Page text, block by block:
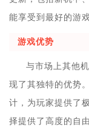
能享受到最好的游
游戏优势
与市场上其他
现了其独特的优势
计，为玩家提供了
择提供了高度的自